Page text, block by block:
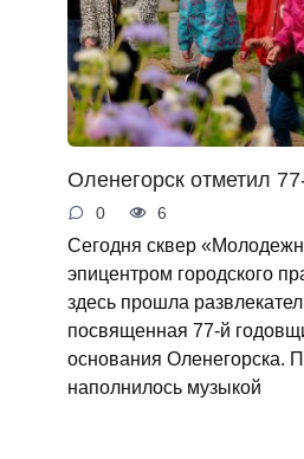
Оленегорск отметил
0 6
Сегодня сквер
эпицентром городского
здесь прошла
посвященная 77-й
основания Оленегорска.
наполнилось музыкой